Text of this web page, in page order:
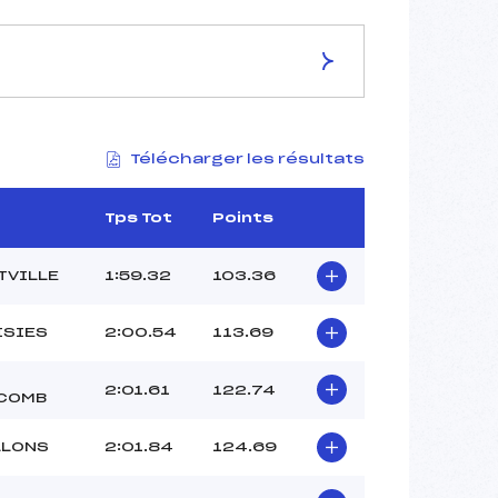
STADE DE LA GRANDE COMBE
2116
3783/01/20
38
12H45
SOULIE BAUDOT (SA)
Télécharger les résultats
Tps Tot Points
1:59.32 103.36
2:00.54 113.69
2:01.61 122.74
2:01.84 124.69